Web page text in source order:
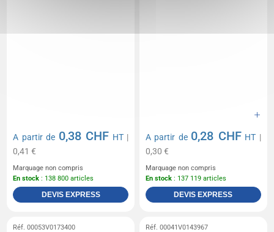
A partir de 0,38 CHF HT|
0,41 €
Marquage non compris
En stock : 138 800 articles
DEVIS EXPRESS
A partir de 0,28 CHF HT |
0,30 €
Marquage non compris
En stock : 137 119 articles
DEVIS EXPRESS
Réf. 00053V0173400 Réf. 00041V0143967